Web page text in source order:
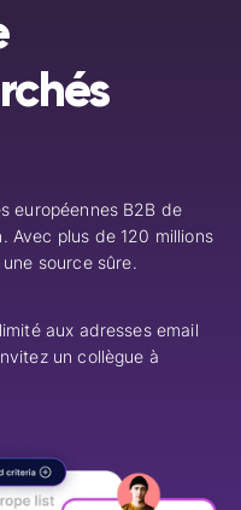
européennes B2B de
Avec plus de 120 millions
source sûre.
aux adresses email
un collègue à